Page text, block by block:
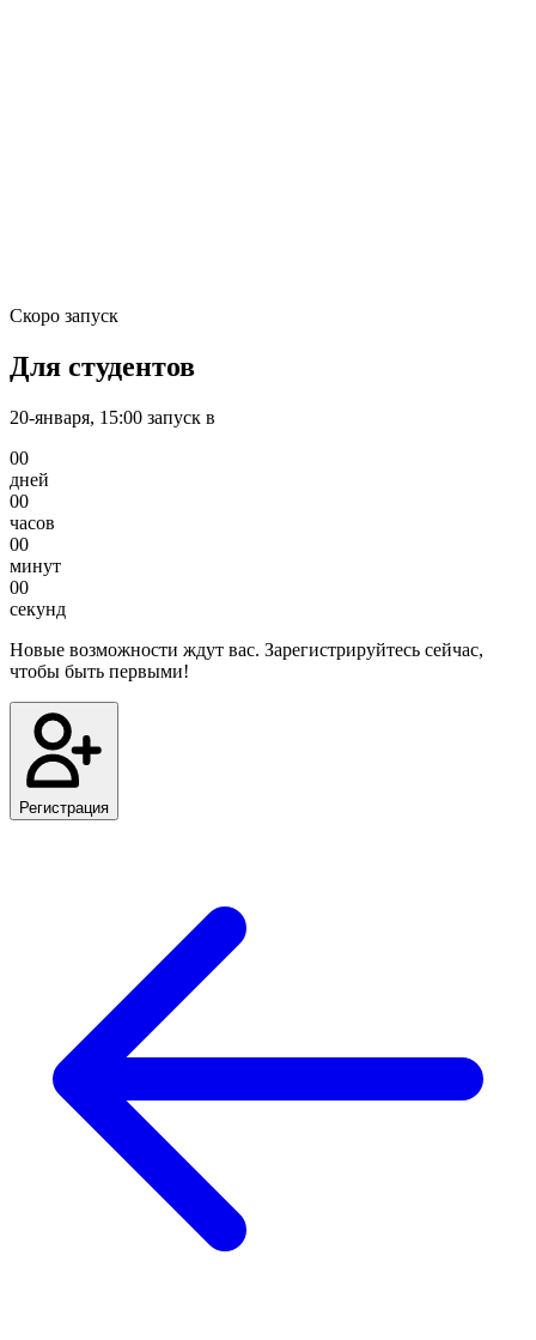
Скоро запуск
Для студентов
20-января, 15:00 запуск в
00
дней
00
часов
00
минут
00
секунд
Новые возможности ждут вас. Зарегистрируйтесь сейчас,
чтобы быть первыми!
Регистрация